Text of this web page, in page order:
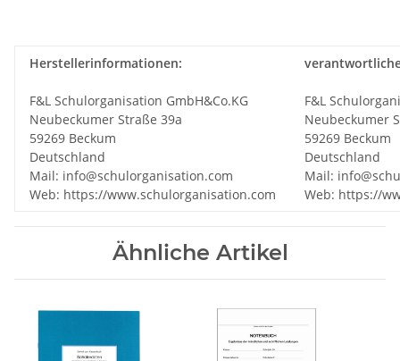
Herstellerinformationen:
F&L Schulorganisation GmbH&Co.KG
Neubeckumer Straße 39a
59269 Beckum
Deutschland
Mail: info@schulorganisation.com
Web: https://www.schulorganisation.com
F&L
Neubeckumer
59269 Beckum
Deutschland
Mail:
Web: https://
Ähnliche Artikel